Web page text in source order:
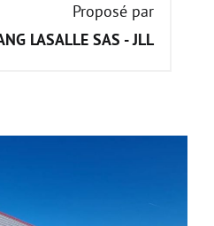
Proposé par
LASALLE SAS - JLL